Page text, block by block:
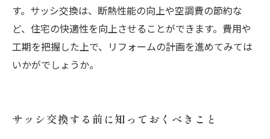
す。サッシ交換は、断熱性能の向上や空調費の節約な
ど、住宅の快適性を向上させることができます。費用や
工期を把握した上で、リフォームの計画を進めてみては
いかがでしょうか。
サッシ交換する前に知っておくべきこと